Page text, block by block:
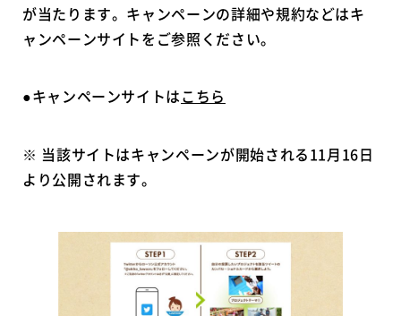
が当たります。キャンペーンの詳細や規約などはキ
ャンペーンサイトをご参照ください。
●キャンペーンサイトはこちら
※ 当該サイトはキャンペーンが開始される11月16日
より公開されます。